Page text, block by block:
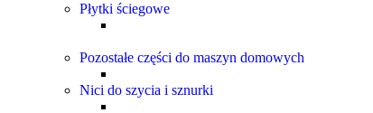
Płytki ściegowe
Pozostałe części do maszyn domowych
Nici do szycia i sznurki